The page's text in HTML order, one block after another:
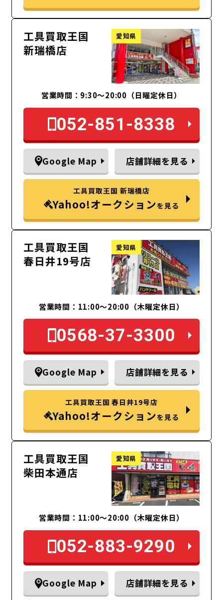
工具買取王国
新瑞橋店
愛知県
営業時間：9:30～20:00（日曜定休日）
052-851-8338
Google Map 店舗詳細を見る
工具買取王国 新瑞橋店
Yahoo!オークションを見る
工具買取王国
春日井19号店
愛知県
営業時間：11:00～20:00（木曜定休日）
0568-37-3300
Google Map 店舗詳細を見る
工具買取王国 春日井19号店
Yahoo!オークションを見る
工具買取王国
柴田本通店
愛知県
営業時間：11:00～20:00（木曜定休日）
052-883-9290
Google Map 店舗詳細を見る